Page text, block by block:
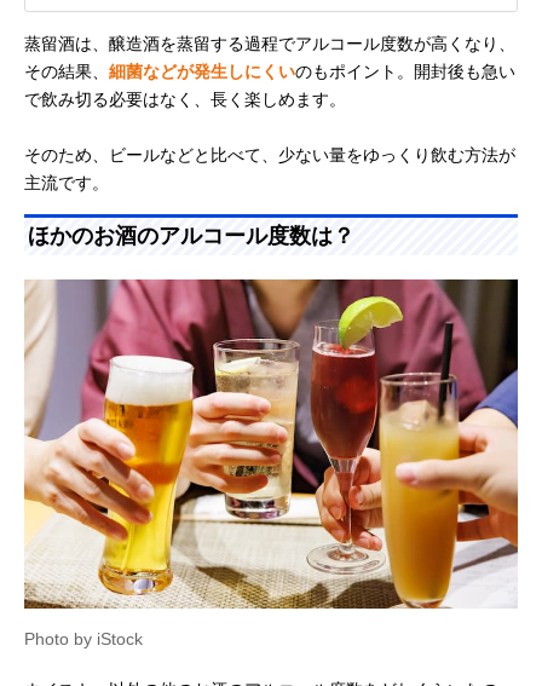
蒸留酒は、醸造酒を蒸留する過程でアルコール度数が高くなり、
その結果、 細菌などが発生しにくいのもポイント。開封後も急い
で飲み切る必要はなく、長く楽しめます。
そのため、ビールなどと比べて、少ない量をゆっくり飲む方法が
主流です。
ほかのお酒のアルコール度数は？
Photo by iStock